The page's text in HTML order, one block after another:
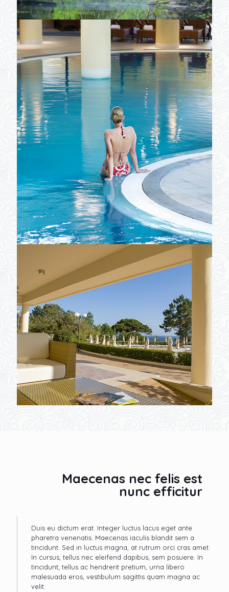
Maecenas nec felis est
nunc efficitur
Duis eu dictum erat. Integer luctus lacus eget ante
pharetra venenatis. Maecenas iaculis blandit sem a
tincidunt. Sed in luctus magna, at rutrum orci cras amet.
In cursus, tellus nec eleifend dapibus, sem posuere. In
tincidunt; tellus ac hendrerit pretium, urna libero
malesuada eros, vestibulum sagittis quam magna ac
velit.